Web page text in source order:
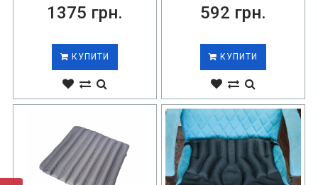
1375 грн.
КУПИТИ
592 грн.
КУПИТИ